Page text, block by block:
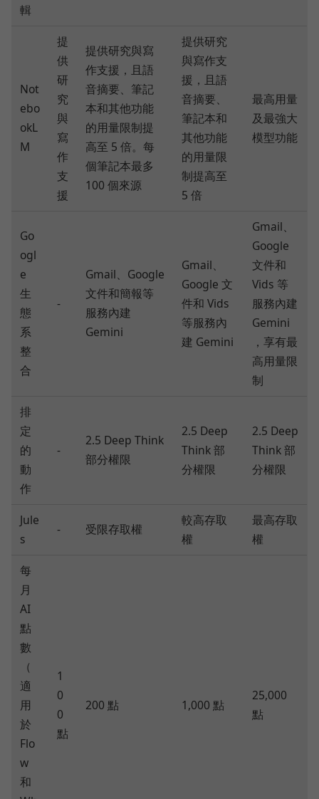
輯
Not
ebo
okL
M
提
供
研
究
與
寫
作
支
援
提供研究與寫
作支援，且語
音摘要、筆記
本和其他功能
的用量限制提
高至 5 倍。每
個筆記本最多
100 個來源
提供研究
與寫作支
援，且語
音摘要、
筆記本和
其他功能
的用量限
制提高至
5 倍
最高用量
及最強大
模型功能
Go
ogl
e
生
態
系
整
合
-
Gmail、Google
文件和簡報等
服務內建
Gemini
Gmail、
Google 文
件和 Vids
等服務內
建 Gemini
Gmail、
Google
文件和
Vids 等
服務內建
Gemini
，享有最
高用量限
制
排
定
的
動
作
-
2.5 Deep Think
部分權限
2.5 Deep
Think 部
分權限
2.5 Deep
Think 部
分權限
Jule
s
- 受限存取權
較高存取
權
最高存取
權
每
月
AI
點
數
（
適
用
於
Flo
w
和
1
0
0
點
200 點 1,000 點
25,000
點